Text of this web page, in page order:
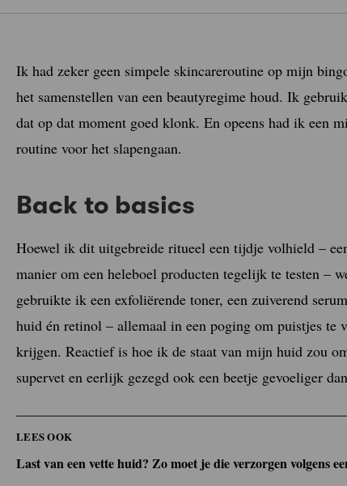
Ik had zeker geen simpele skincareroutine op mijn
het samenstellen van een beautyregime houd. Ik
dat op dat moment goed klonk. En opeens had ik een
routine voor het slapengaan.
Back to basics
Hoewel ik dit uitgebreide ritueel een tijdje volhield –
manier om een heleboel producten tegelijk te testen –
gebruikte ik een exfoliërende toner, een zuiverend
huid én retinol – allemaal in een poging om puistjes te
krijgen. Reactief is hoe ik de staat van mijn huid zou
supervet en eerlijk gezegd ook een beetje gevoeliger
LEES OOK
Last van een vette huid? Zo moet je die verzorgen volgens